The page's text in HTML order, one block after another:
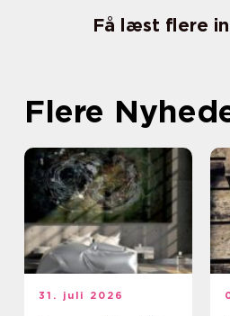
Få læst flere
Flere
31. juli 2026